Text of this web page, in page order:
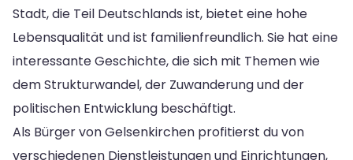
Stadt, die Teil Deutschlands ist, bietet eine hohe
Lebensqualität und ist familienfreundlich. Sie hat eine
interessante Geschichte, die sich mit Themen wie
dem Strukturwandel, der Zuwanderung und der
politischen Entwicklung beschäftigt.
Als Bürger von Gelsenkirchen profitierst du von
verschiedenen Dienstleistungen und Einrichtungen,